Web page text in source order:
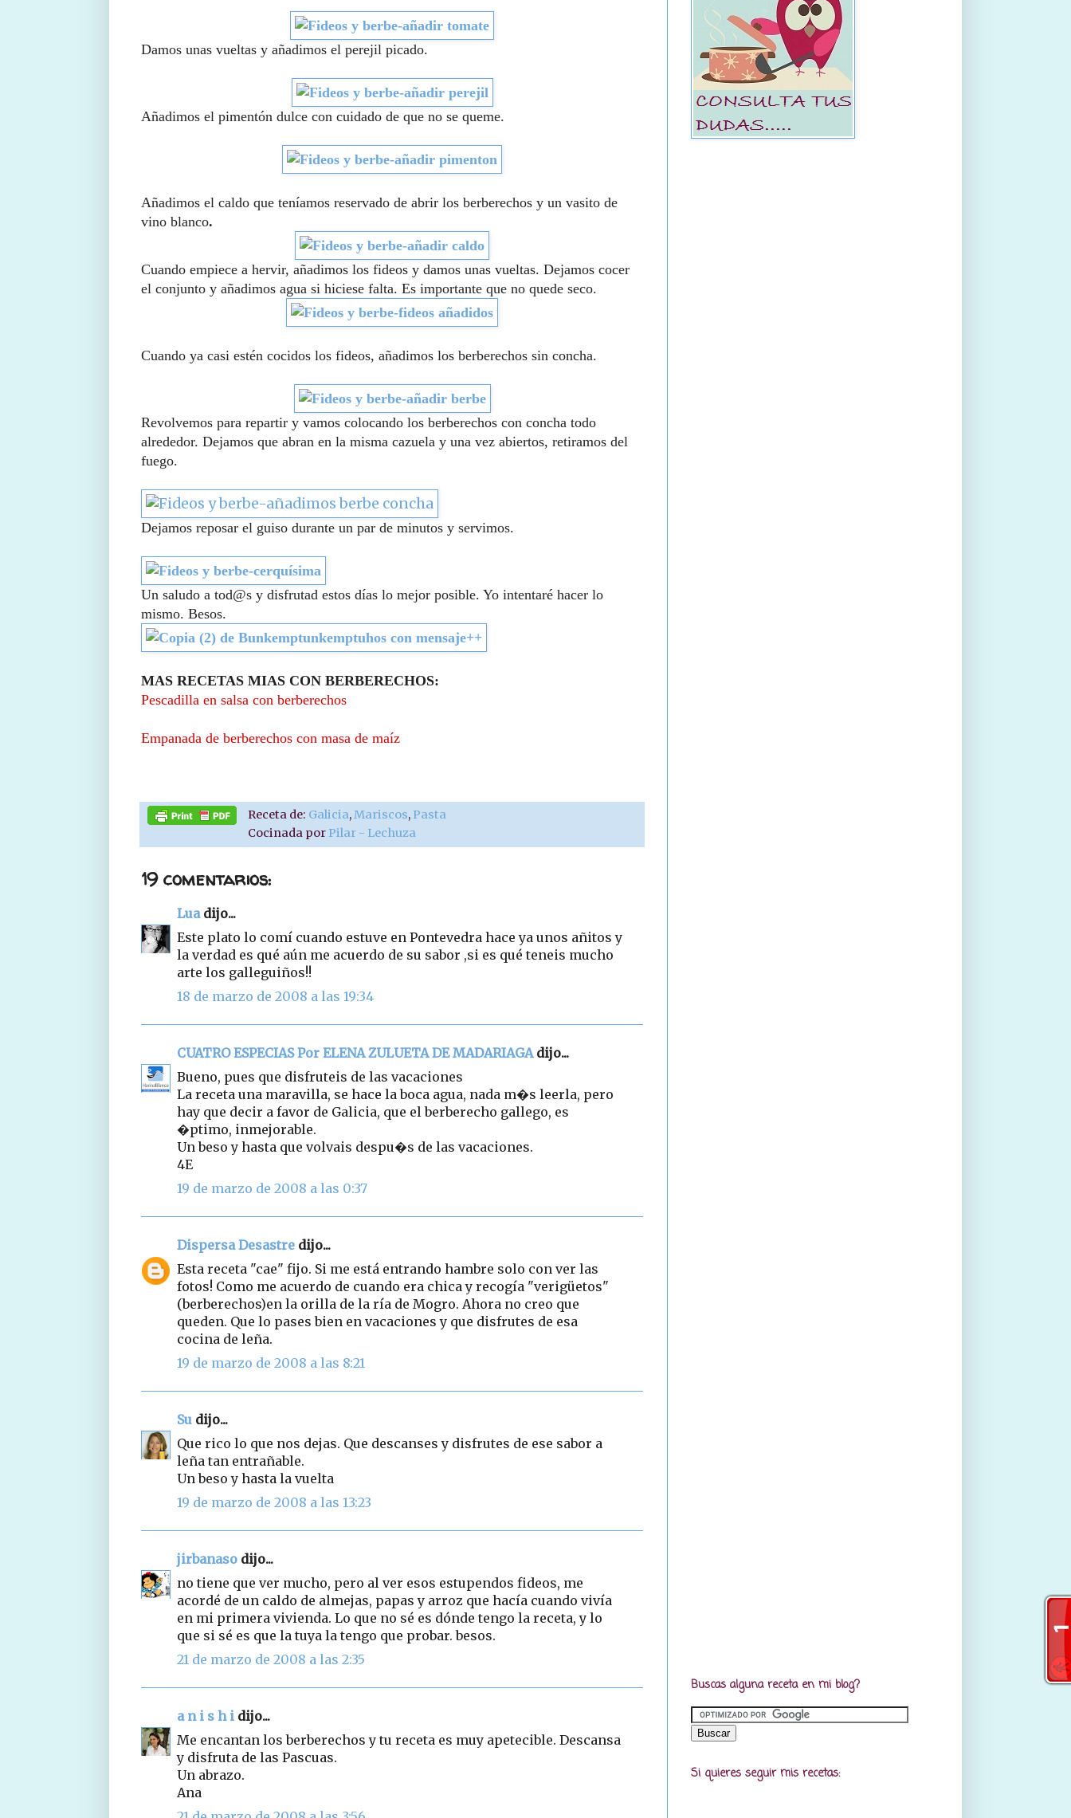
Damos unas vueltas y añadimos el perejil picado.
Añadimos el pimentón dulce con cuidado de que no se queme.
Añadimos el caldo que teníamos reservado de abrir los berberechos y un vasito de
vino blanco.
Cuando empiece a hervir, añadimos los fideos y damos unas vueltas. Dejamos cocer
el conjunto y añadimos agua si hiciese falta. Es importante que no quede seco.
Cuando ya casi estén cocidos los fideos, añadimos los berberechos sin concha.
Revolvemos para repartir y vamos colocando los berberechos con concha todo
alrededor. Dejamos que abran en la misma cazuela y una vez abiertos, retiramos del
fuego.
Dejamos reposar el guiso durante un par de minutos y servimos.
Un saludo a tod@s y disfrutad estos días lo mejor posible. Yo intentaré hacer lo
mismo. Besos.
MAS RECETAS MIAS CON BERBERECHOS:
Pescadilla en salsa con berberechos
Empanada de berberechos con masa de maíz
Receta de: Galicia,Mariscos, Pasta
Cocinada por Pilar - Lechuza
19 comentarios:
Luadijo...
Este plato lo comí cuando estuve en Pontevedra hace ya unos añitos y
la verdad es qué aún me acuerdo de su sabor ,si es qué teneis mucho
arte los galleguiños!!
18 de marzo de 2008 a las 19:34
CUATRO ESPECIAS Por ELENA ZULUETA DE MADARIAGAdijo...
Bueno, pues que disfruteis de las vacaciones
La receta una maravilla, se hace la boca agua, nada m�s leerla, pero
hay que decir a favor de Galicia, que el berberecho gallego, es
�ptimo, inmejorable.
Un beso y hasta que volvais despu�s de las vacaciones.
4E
19 de marzo de 2008 a las 0:37
Dispersa Desastre dijo...
Esta receta "cae" fijo. Si me está entrando hambre solo con ver las
fotos! Como me acuerdo de cuando era chica y recogía "verigüetos"
(berberechos)en la orilla de la ría de Mogro. Ahora no creo que
queden. Que lo pases bien en vacaciones y que disfrutes de esa
cocina de leña.
19 de marzo de 2008 a las 8:21
Su dijo...
Que rico lo que nos dejas. Que descanses y disfrutes de ese sabor a
leña tan entrañable.
Un beso y hasta la vuelta
19 de marzo de 2008 a las 13:23
jirbanaso dijo...
no tiene que ver mucho, pero al ver esos estupendos fideos, me
acordé de un caldo de almejas, papas y arroz que hacía cuando vivía
en mi primera vivienda. Lo que no sé es dónde tengo la receta, y lo
que si sé es que la tuya la tengo que probar. besos.
21 de marzo de 2008 a las 2:35
a n i s h i dijo...
Me encantan los berberechos y tu receta es muy apetecible. Descansa
y disfruta de las Pascuas.
Un abrazo.
Ana
Buscas alguna receta en mi blog?
Si quieres seguir mis recetas: